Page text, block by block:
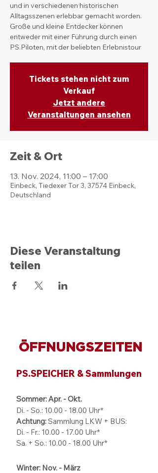
und in verschiedenen historischen
Alltagsszenen erlebbar gemacht worden.
Große und kleine Entdecker können
entweder mit einer Führung durch einen
PS.Piloten, mit der beliebten Erlebnistour
Tickets stehen nicht zum
Verkauf
Jetzt andere
Veranstaltungen ansehen
Zeit & Ort
13. Nov. 2024, 11:00 – 17:00
Einbeck, Tiedexer Tor 3, 37574 Einbeck,
Deutschland
Diese Veranstaltung
teilen
ÖFFNUNGSZEITEN
PS.SPEICHER & Sammlungen
Sommer: Apr. - Okt.
Di. - So.: 10.00 - 18.00 Uhr*
Achtung:Sammlung LKW + BUS:
Di. - Fr.: 10.00 - 17.00 Uhr*
Sa. + So.: 10.00 - 18.00 Uhr*
Winter: Nov. - März